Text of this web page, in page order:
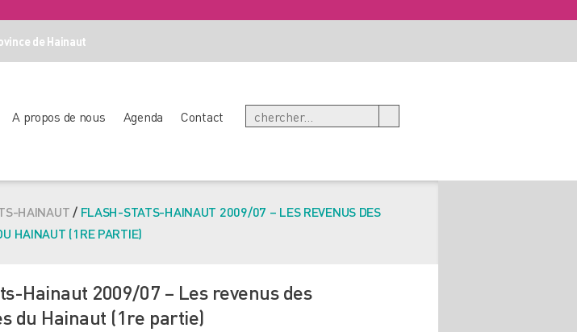
de Hainaut
A propos de nous Agenda Contact
HAINAUT/ FLASH-STATS-HAINAUT 2009/07 – LES REVENUS DES
HAINAUT (1RE PARTIE)
Hainaut 2009/07 – Les revenus des
du Hainaut (1re partie)